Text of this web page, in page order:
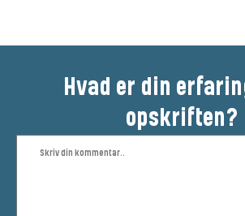
Hvad er din
opskriften?